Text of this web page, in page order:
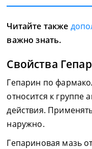
Читайте также
важно знать.
Свойства
Гепарин по
относится к группе
действия.
наружно.
Гепариновая мазь